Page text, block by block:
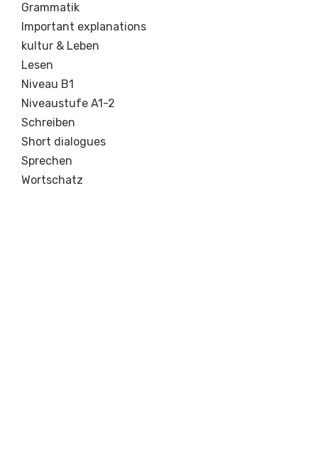
Grammatik
Important explanations
kultur & Leben
Lesen
Niveau B1
Niveaustufe A1-2
Schreiben
Short dialogues
Sprechen
Wortschatz